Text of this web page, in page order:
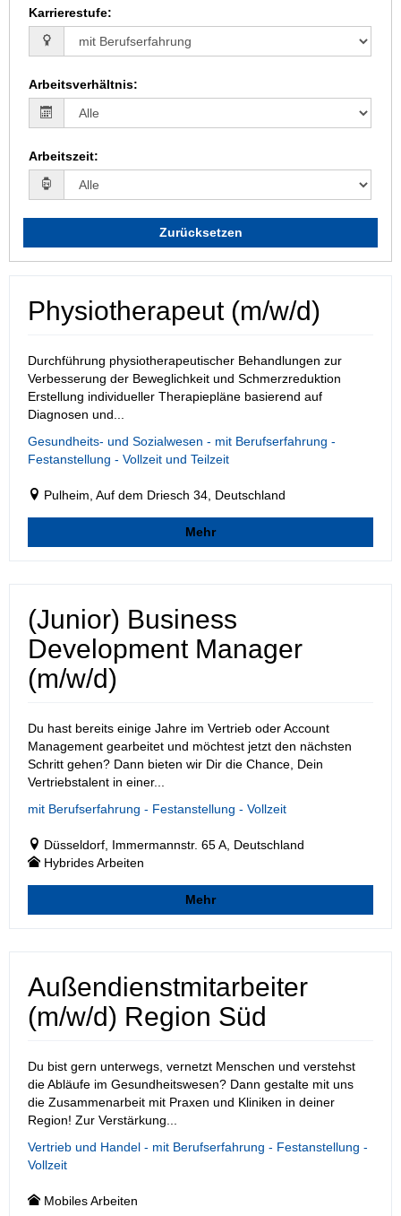
Karrierestufe:
Arbeitsverhältnis:
Arbeitszeit:
Zurücksetzen
Physiotherapeut (m/w/d)
Durchführung physiotherapeutischer Behandlungen zur
Verbesserung der Beweglichkeit und Schmerzreduktion
Erstellung individueller Therapiepläne basierend auf
Diagnosen und...
Gesundheits- und Sozialwesen - mit Berufserfahrung -
Festanstellung - Vollzeit und Teilzeit
Pulheim, Auf dem Driesch 34, Deutschland
Mehr
(Junior) Business
Development Manager
(m/w/d)
Du hast bereits einige Jahre im Vertrieb oder Account
Management gearbeitet und möchtest jetzt den nächsten
Schritt gehen? Dann bieten wir Dir die Chance, Dein
Vertriebstalent in einer...
mit Berufserfahrung - Festanstellung - Vollzeit
Düsseldorf, Immermannstr. 65 A, Deutschland
Hybrides Arbeiten
Mehr
Außendienstmitarbeiter
(m/w/d) Region Süd
Du bist gern unterwegs, vernetzt Menschen und verstehst
die Abläufe im Gesundheitswesen? Dann gestalte mit uns
die Zusammenarbeit mit Praxen und Kliniken in deiner
Region! Zur Verstärkung...
Vertrieb und Handel - mit Berufserfahrung - Festanstellung -
Vollzeit
Mobiles Arbeiten